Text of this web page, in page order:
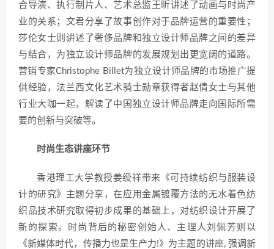
合导演、执行制片人、艺术总监王昕讲述了动画与时尚产
业的关系；文君分享了故事创作对于品牌运营的重要性；
莎伦女士则讲述了奢侈品牌和独立设计师品牌之间的差异
与结合，为独立设计师品牌的发展规划出更宽阔的道路。
营销专家Christophe Billet为独立设计师品牌的市场推广提
供经验，法兰西文化艺术骑士勋章获得者赵倩女士与其他
行业大咖一起，解读了中国独立设计师品牌走向国际所需
要的创新与突破等。
时尚生态讲座环节
香港理工大学教授姜绶祥带来《可持续纺织与服装设
计的研究》主题分享，在应用金属镀覆方法的无水着色纺
织品技术研究取得初步成果的基础上，对纺织设计开展了
新的探索。时尚背后的秘密创始人、主理人刘佩芳则以
《新媒体时代，传播力也是生产力!》为主题的讲座, 强调新